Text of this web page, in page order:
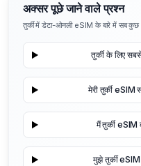
अक्सर पूछे जाने वाले प्रश्न
तुर्की में डेटा-ओनली eSIM के बारे में सब कुछ
तुर्की के लिए
मेरी तुर्की eSIM
मैं तुर्की eSIM
मुझे तुर्की eSIM